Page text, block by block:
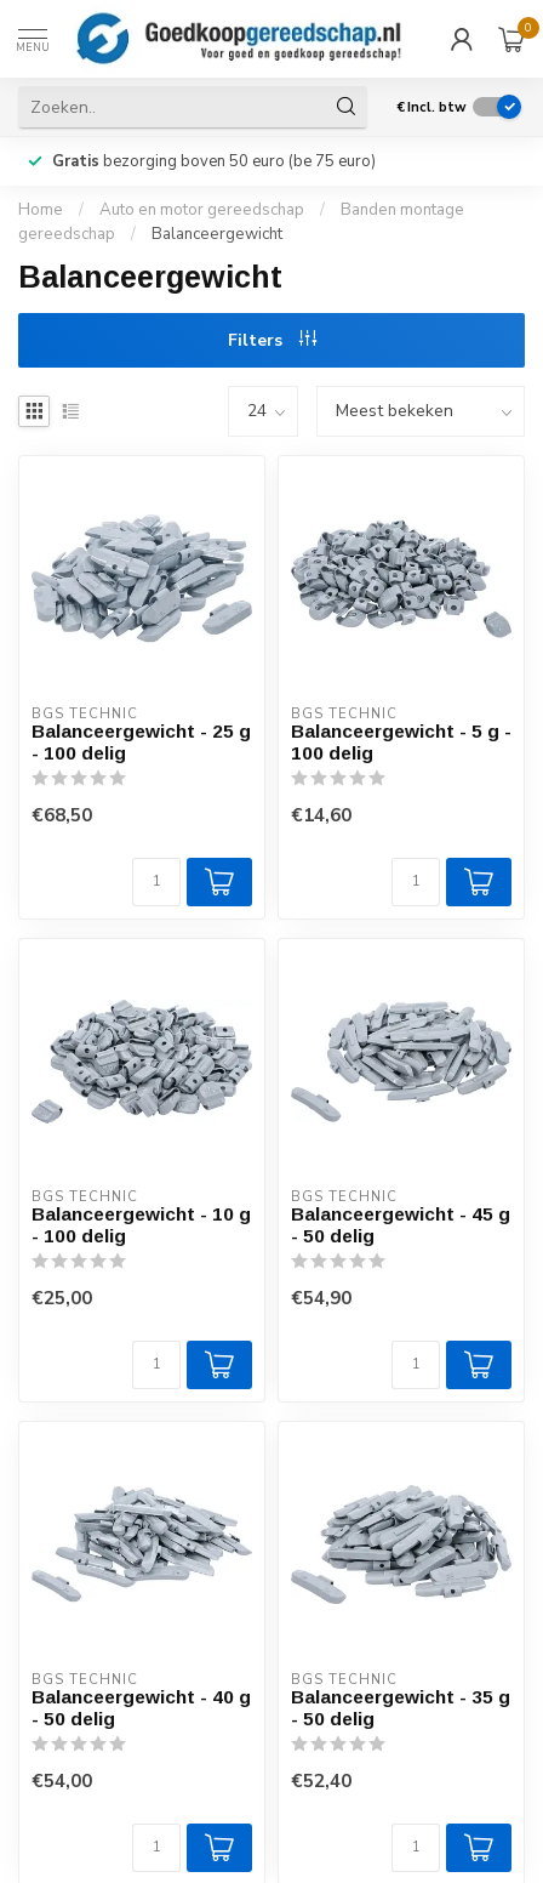
MENU
0
€Incl. btw
Gratis bezorging boven 50 euro (be 75 euro)
Home / Auto en motor gereedschap /
Banden montage
gereedschap
/ Balanceergewicht
Balanceergewicht
Filters
BGS TECHNIC
Balanceergewicht - 25 g
- 100 delig
€68,50
BGS TECHNIC
Balanceergewicht - 5 g -
100 delig
€14,60
BGS TECHNIC
Balanceergewicht - 10 g
- 100 delig
€25,00
BGS TECHNIC
Balanceergewicht - 45 g
- 50 delig
€54,90
BGS TECHNIC
Balanceergewicht - 40 g
- 50 delig
€54,00
BGS TECHNIC
Balanceergewicht - 35 g
- 50 delig
€52,40